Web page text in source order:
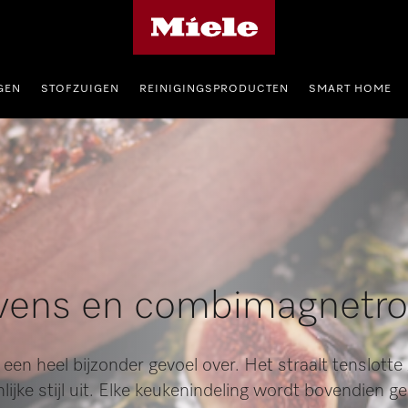
STOFZUIGEN REINIGINGSPRODUCTEN SMART HOME
en
een heel bijzonder gevoel over. Het straalt
stijl uit. Elke keukenindeling wordt bovendien